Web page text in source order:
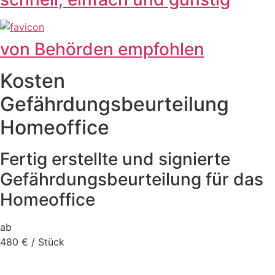
von Behörden empfohlen
Kosten
Gefährdungsbeurteilung
Homeoffice
Fertig erstellte und signierte
Gefährdungsbeurteilung für das
Homeoffice
ab
480 € / Stück